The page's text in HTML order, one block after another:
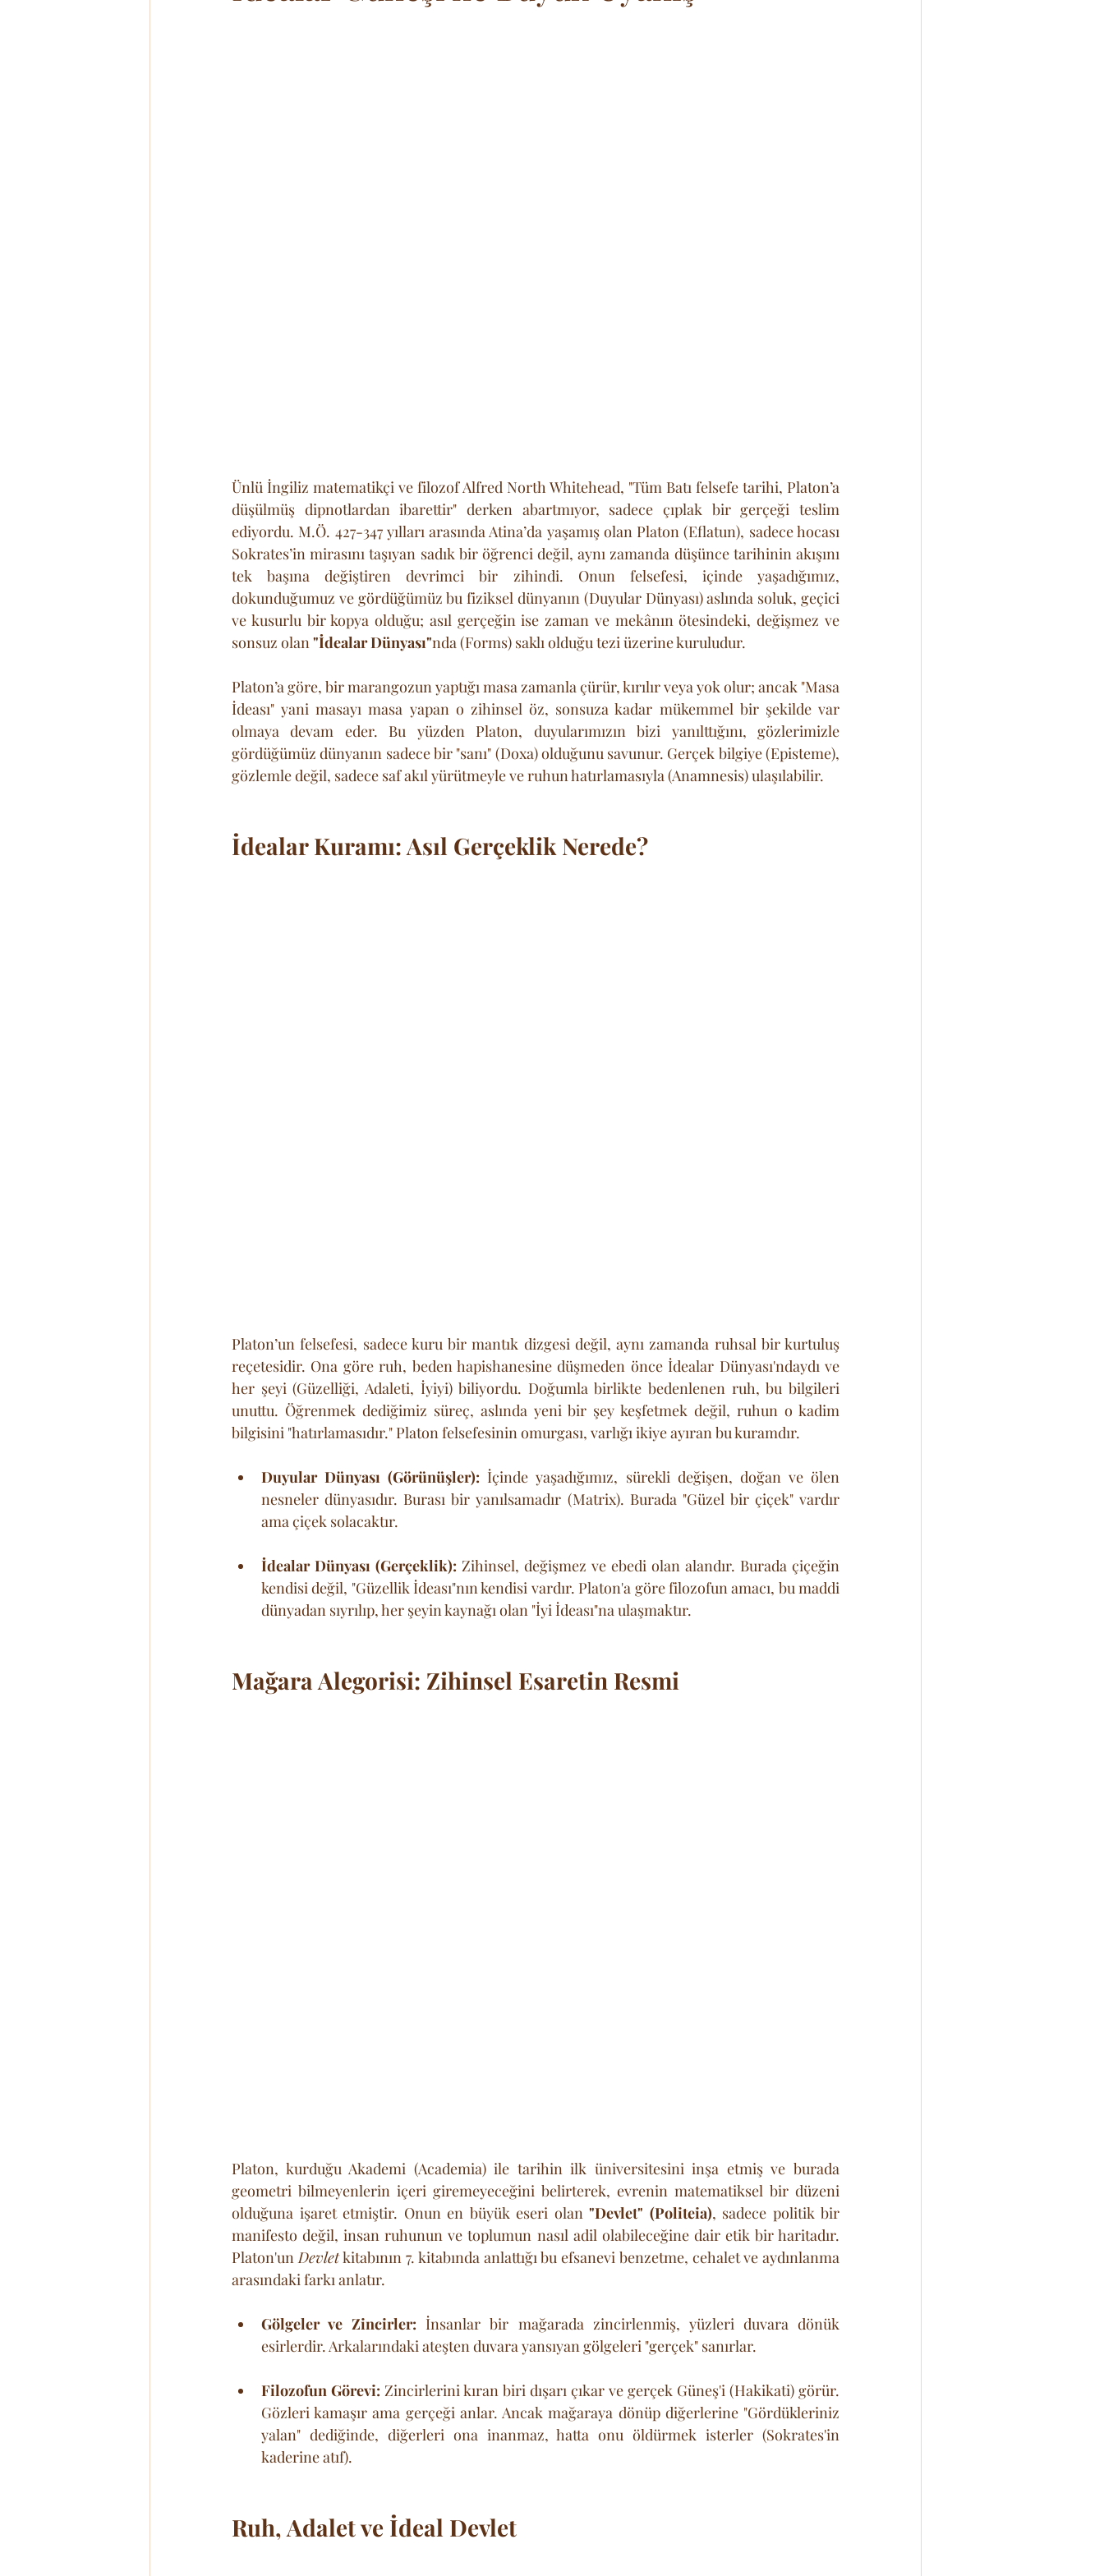
Ünlü İngiliz matematikçi ve filozof Alfred North Whitehead, "Tüm Batı felsefe tarihi, Platon’a
düşülmüş dipnotlardan ibarettir" derken abartmıyor, sadece çıplak bir gerçeği teslim
ediyordu. M.Ö. 427-347 yılları arasında Atina’da yaşamış olan Platon (Eflatun), sadece hocası
Sokrates’in mirasını taşıyan sadık bir öğrenci değil, aynı zamanda düşünce tarihinin akışını
tek başına değiştiren devrimci bir zihindi. Onun felsefesi, içinde yaşadığımız,
dokunduğumuz ve gördüğümüz bu fiziksel dünyanın (Duyular Dünyası) aslında soluk, geçici
ve kusurlu bir kopya olduğu; asıl gerçeğin ise zaman ve mekânın ötesindeki, değişmez ve
sonsuz olan "İdealar Dünyası"nda (Forms) saklı olduğu tezi üzerine kuruludur.
Platon’a göre, bir marangozun yaptığı masa zamanla çürür, kırılır veya yok olur; ancak "Masa
İdeası" yani masayı masa yapan o zihinsel öz, sonsuza kadar mükemmel bir şekilde var
olmaya devam eder. Bu yüzden Platon, duyularımızın bizi yanılttığını, gözlerimizle
gördüğümüz dünyanın sadece bir "sanı" (Doxa) olduğunu savunur. Gerçek bilgiye (Episteme),
gözlemle değil, sadece saf akıl yürütmeyle ve ruhun hatırlamasıyla (Anamnesis) ulaşılabilir.
İdealar Kuramı: Asıl Gerçeklik Nerede?
Platon’un felsefesi, sadece kuru bir mantık dizgesi değil, aynı zamanda ruhsal bir kurtuluş
reçetesidir. Ona göre ruh, beden hapishanesine düşmeden önce İdealar Dünyası'ndaydı ve
her şeyi (Güzelliği, Adaleti, İyiyi) biliyordu. Doğumla birlikte bedenlenen ruh, bu bilgileri
unuttu. Öğrenmek dediğimiz süreç, aslında yeni bir şey keşfetmek değil, ruhun o kadim
bilgisini "hatırlamasıdır." Platon felsefesinin omurgası, varlığı ikiye ayıran bu kuramdır.
Duyular Dünyası (Görünüşler): İçinde yaşadığımız, sürekli değişen, doğan ve ölen
nesneler dünyasıdır. Burası bir yanılsamadır (Matrix). Burada "Güzel bir çiçek" vardır
ama çiçek solacaktır.
İdealar Dünyası (Gerçeklik): Zihinsel, değişmez ve ebedi olan alandır. Burada çiçeğin
kendisi değil, "Güzellik İdeası"nın kendisi vardır. Platon'a göre filozofun amacı, bu maddi
dünyadan sıyrılıp, her şeyin kaynağı olan "İyi İdeası"na ulaşmaktır.
Mağara Alegorisi: Zihinsel Esaretin Resmi
Platon, kurduğu Akademi (Academia) ile tarihin ilk üniversitesini inşa etmiş ve burada
geometri bilmeyenlerin içeri giremeyeceğini belirterek, evrenin matematiksel bir düzeni
olduğuna işaret etmiştir. Onun en büyük eseri olan "Devlet" (Politeia), sadece politik bir
manifesto değil, insan ruhunun ve toplumun nasıl adil olabileceğine dair etik bir haritadır.
Platon'un Devlet kitabının 7. kitabında anlattığı bu efsanevi benzetme, cehalet ve aydınlanma
arasındaki farkı anlatır.
Gölgeler ve Zincirler: İnsanlar bir mağarada zincirlenmiş, yüzleri duvara dönük
esirlerdir. Arkalarındaki ateşten duvara yansıyan gölgeleri "gerçek" sanırlar.
Filozofun Görevi: Zincirlerini kıran biri dışarı çıkar ve gerçek Güneş'i (Hakikati) görür.
Gözleri kamaşır ama gerçeği anlar. Ancak mağaraya dönüp diğerlerine "Gördükleriniz
yalan" dediğinde, diğerleri ona inanmaz, hatta onu öldürmek isterler (Sokrates'in
kaderine atıf).
Ruh, Adalet ve İdeal Devlet